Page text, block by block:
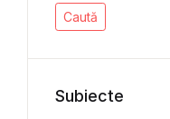
Caută
Subiecte